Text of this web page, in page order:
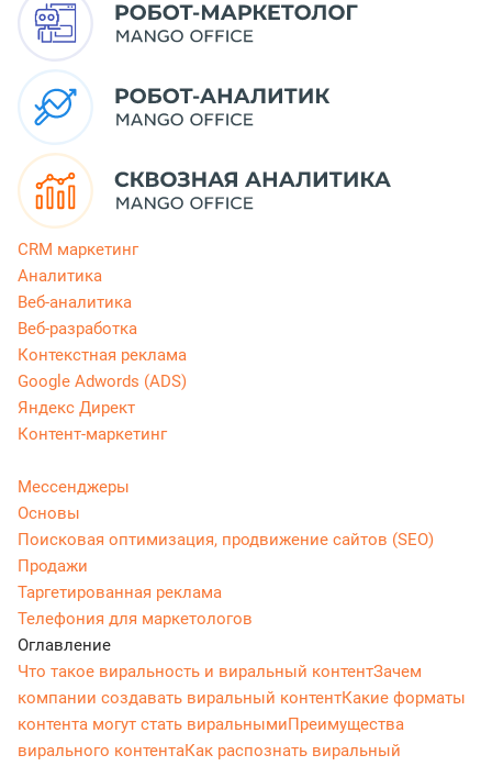
CRM маркетинг
Аналитика
Веб-аналитика
Веб-разработка
Контекстная реклама
Google Adwords (ADS)
Яндекс Директ
Контент-маркетинг
Мессенджеры
Основы
Поисковая оптимизация, продвижение сайтов (SEO)
Продажи
Таргетированная реклама
Телефония для маркетологов
Оглавление
Что такое виральность и виральный контентЗачем
компании создавать виральный контентКакие форматы
контента могут стать виральнымиПреимущества
вирального контентаКак распознать виральный